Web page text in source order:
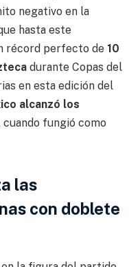
negativo en la
hasta este
récord perfecto de 10
durante Copas del
en esta edición del
alcanzó los
cuando fungió como
las
con doblete